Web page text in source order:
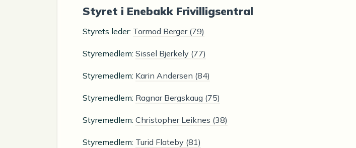
Styret i Enebakk Frivilligsentral
Styrets leder: Tormod Berger (79)
Styremedlem: Sissel Bjerkely (77)
Styremedlem: Karin Andersen (84)
Styremedlem: Ragnar Bergskaug (75)
Styremedlem: Christopher Leiknes (38)
Styremedlem: Turid Flateby (81)